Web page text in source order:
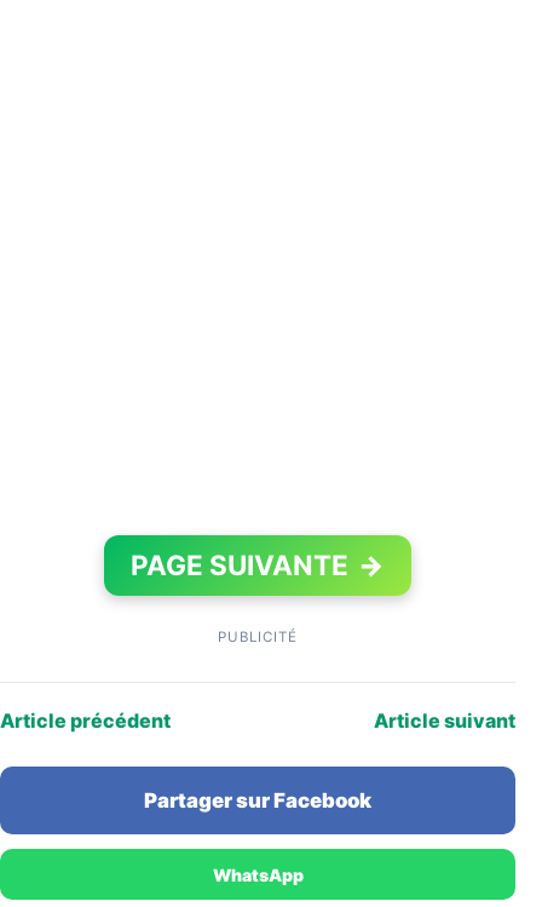
PAGE SUIVANTE →
PUBLICITÉ
Article précédent Article suivant
Partager sur Facebook
WhatsApp